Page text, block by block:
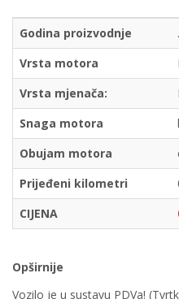
Godina proizvodnje
.
Vrsta motora
Vrsta mjenača:
Snaga motora
Obujam motora
Prijeđeni kilometri
CIJENA
Opširnije
Vozilo je u sustavu PDVa!